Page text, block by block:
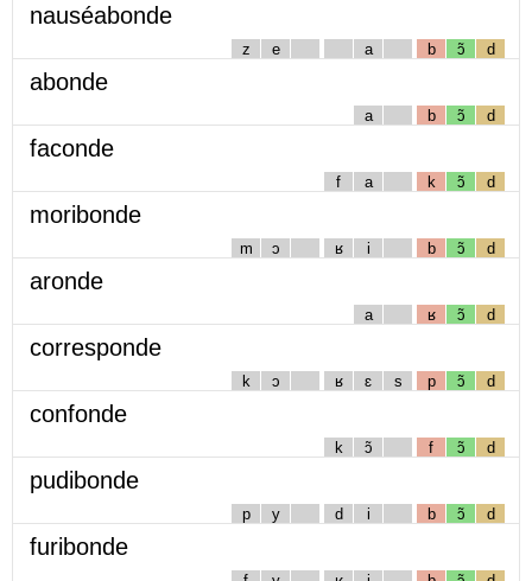
nauséabonde
z e a b ɔ̃ d
abonde
a b ɔ̃ d
faconde
f a k ɔ̃ d
moribonde
m ɔ ʁ i b ɔ̃ d
aronde
a ʁ ɔ̃ d
corresponde
k ɔ ʁ ɛ s p ɔ̃ d
confonde
k ɔ̃ f ɔ̃ d
pudibonde
p y d i b ɔ̃ d
furibonde